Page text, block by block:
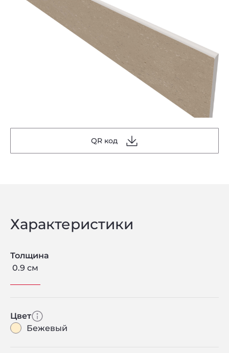
QR код
Характеристики
Толщина
0.9 см
Цвет
Бежевый